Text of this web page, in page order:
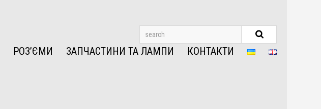
РОЗ’ЄМИ ЗАПЧАСТИНИ ТА ЛАМПИ КОНТАКТИ